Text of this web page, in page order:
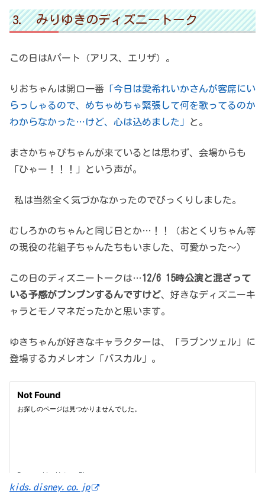
みりゆきのディズニートーク
この日はAパート（アリス、エリザ）。
りおちゃんは開口一番 「今日は愛希れいかさんが客席にい
らっしゃるので、めちゃめちゃ緊張して何を歌ってるのか
わからなかった…けど、心は込めました」
と。
まさかちゃぴちゃんが来ているとは思わず、会場からも
「ひゃー！！！」という声が。
私は当然全く気づかなかったのでびっくりしました。
むしろかのちゃんと同じ日とか…！！（おとくりちゃん等
の現役の花組子ちゃんたちもいました、可愛かった～）
この日のディズニートークは…12/6 15時公演と混ざって
いる予感がプンプンするんですけど、好きなディズニーキ
ャラとモノマネだったかと思います。
ゆきちゃんが好きなキャラクターは、「ラプンツェル」に
登場するカメレオン「パスカル」。
kids.disney.co.jp